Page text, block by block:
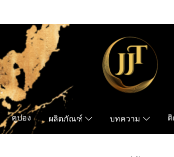
คูปอง ผลิตภัณฑ์ บทความ ติ